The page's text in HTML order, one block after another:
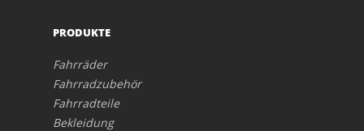
PRODUKTE
Fahrräder
Fahrradzubehör
Fahrradteile
Bekleidung